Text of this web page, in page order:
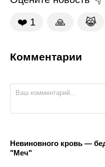
❤️ 1 🙏 😹
Комментарии
Невиновного кровь —
"Меч"